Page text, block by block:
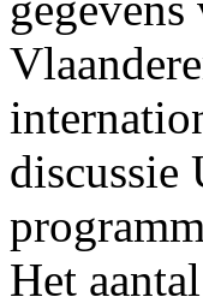
discussie
Het